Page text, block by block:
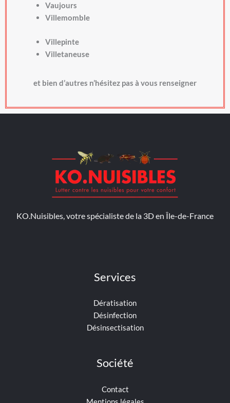
Vaujours
Villemomble
Villepinte
Villetaneuse
et bien d’autres n’hésitez pas à vous renseigner
KO.Nuisibles, votre spécialiste de la 3D en Île-de-France
Services
Dératisation
Désinfection
Désinsectisation
Société
Contact